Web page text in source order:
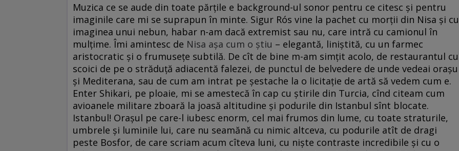
Muzica ce se aude din toate părțile e background-ul sonor pentru ce citesc și pentru
imaginile care mi se suprapun în minte. Sigur Rós vine la pachet cu morții din Nisa și cu
imaginea unui nebun, habar n-am dacă extremist sau nu, care intră cu camionul în
mulțime. Îmi amintesc de Nisa așa cum o știu – elegantă, liniștită, cu un farmec
aristocratic și o frumusețe subtilă. De cît de bine m-am simțit acolo, de restaurantul cu
scoici de pe o străduță adiacentă falezei, de punctul de belvedere de unde vedeai
și Mediterana, sau de cum am intrat pe șestache la o licitație de artă să vedem cum e.
Enter Shikari, pe ploaie, mi se amestecă în cap cu știrile din Turcia, cînd citeam cum
avioanele militare zboară la joasă altitudine și podurile din Istanbul sînt blocate.
Istanbul! Orașul pe care-l iubesc enorm, cel mai frumos din lume, cu toate straturile,
umbrele și luminile lui, care nu seamănă cu nimic altceva, cu podurile atît de dragi
peste Bosfor, de care scriam acum cîteva luni, cu niște contraste incredibile și cu o